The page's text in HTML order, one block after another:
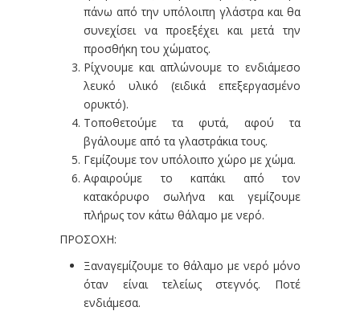
πάνω από την υπόλοιπη γλάστρα και θα
συνεχίσει να προεξέχει και μετά την
προσθήκη του χώματος.
Ρίχνουμε και απλώνουμε το ενδιάμεσο
λευκό υλικό (ειδικά επεξεργασμένο
ορυκτό).
Τοποθετούμε τα φυτά, αφού τα
βγάλουμε από τα γλαστράκια τους.
Γεμίζουμε τον υπόλοιπο χώρο με χώμα.
Αφαιρούμε το καπάκι από τον
κατακόρυφο σωλήνα και γεμίζουμε
πλήρως τον κάτω θάλαμο με νερό.
ΠΡΟΣΟΧΗ:
Ξαναγεμίζουμε το θάλαμο με νερό μόνο
όταν είναι τελείως στεγνός. Ποτέ
ενδιάμεσα.